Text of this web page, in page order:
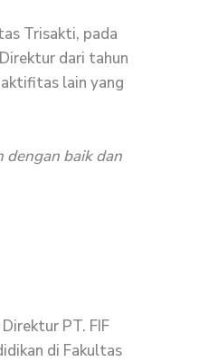
Trisakti, pada
dari tahun
lain yang
dengan baik dan
PT. FIF
di Fakultas